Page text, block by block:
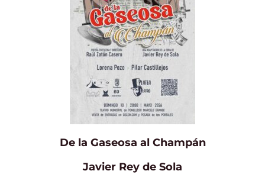
De la Gaseosa al Champán
Javier Rey de Sola